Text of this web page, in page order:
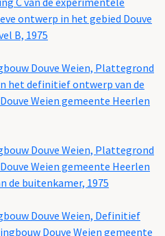
ontwerp in het gebied Douve
B, 1975
Douve Weien, Plattegrond
het definitief ontwerp van de
Weien gemeente Heerlen
Douve Weien, Plattegrond
Weien gemeente Heerlen
de buitenkamer, 1975
Douve Weien, Definitief
Douve Weien gemeente